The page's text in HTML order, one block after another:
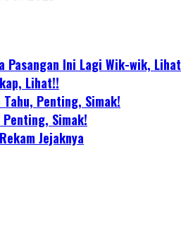
Ini Lagi Wik-wik, Lihat
Lihat!!
Penting, Simak!
Simak!
Jejaknya